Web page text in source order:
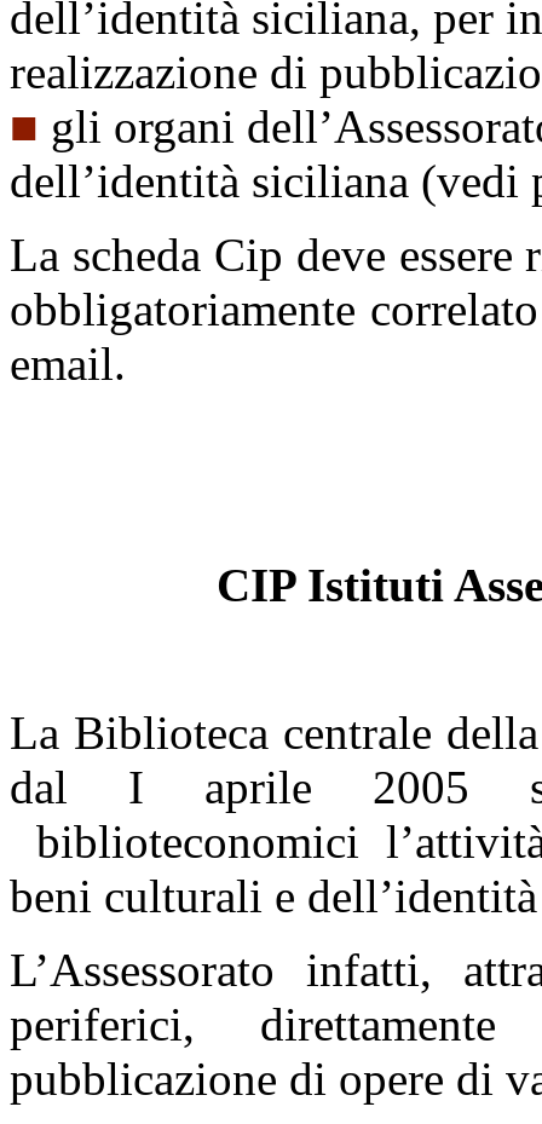
dell’identità siciliana, per
realizzazione di
■ gli organi
dell’identità siciliana (vedi
La scheda Cip deve
obbligatoriamente
email.
CIP Istituti
La Biblioteca centrale
dal I aprile 2005
biblioteconomici
beni culturali e
L’Assessorato infatti,
periferici,
pubblicazione di opere di